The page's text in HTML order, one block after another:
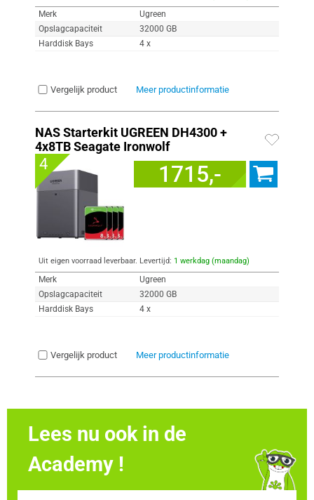
Merk
Ugreen
Opslagcapaciteit
32000 GB
Harddisk Bays
4 x
Vergelijk product Meer productinformatie
NAS Starterkit UGREEN DH4300 +
4x8TB Seagate Ironwolf
4 1715,-
Uit eigen voorraad leverbaar. Levertijd: 1 werkdag (maandag)
Merk
Ugreen
Opslagcapaciteit
32000 GB
Harddisk Bays
4 x
Vergelijk product Meer productinformatie
Lees nu ook in de
Academy !